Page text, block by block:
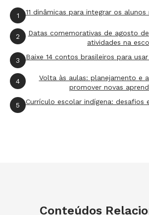
1 11 dinâmicas para integrar os
2
Datas comemorativas de agosto
atividades na
3 Baixe 14 contos brasileiros para
4
Volta às aulas: planejamento e
promover novas
5 Currículo escolar indígena: desafios
Conteúdos